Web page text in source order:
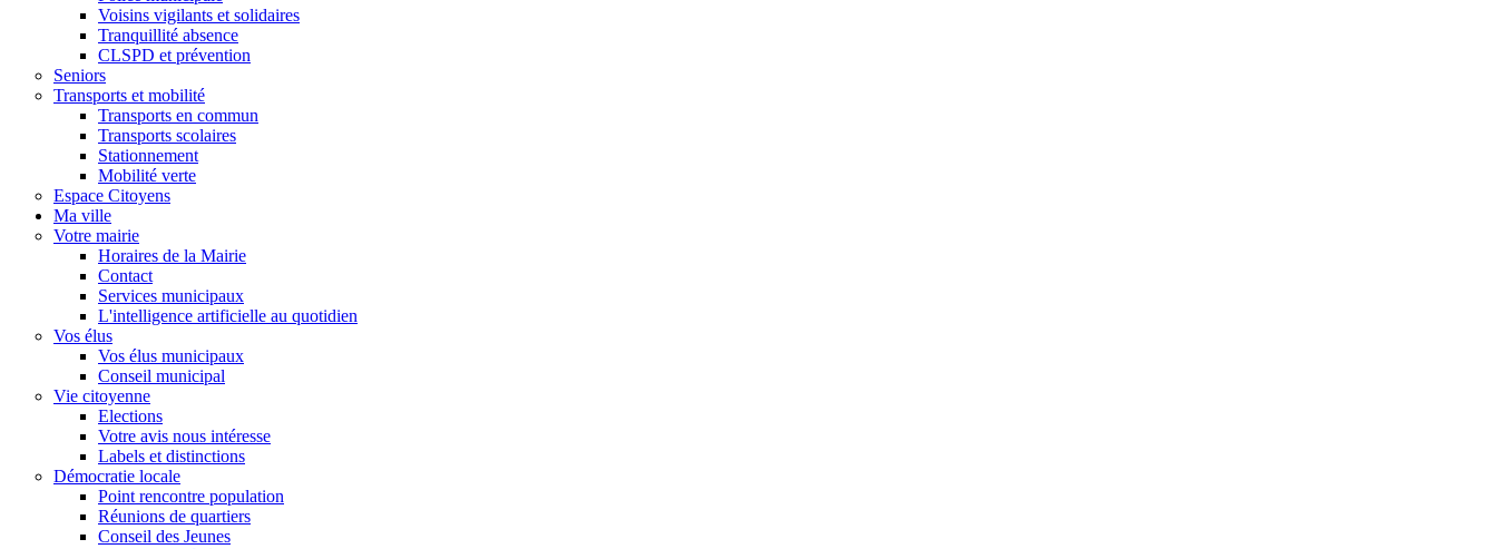
Voisins vigilants et solidaires
Tranquillité absence
CLSPD et prévention
Seniors
Transports et mobilité
Transports en commun
Transports scolaires
Stationnement
Mobilité verte
Espace Citoyens
Ma ville
Votre mairie
Horaires de la Mairie
Contact
Services municipaux
L'intelligence artificielle au quotidien
Vos élus
Vos élus municipaux
Conseil municipal
Vie citoyenne
Elections
Votre avis nous intéresse
Labels et distinctions
Démocratie locale
Point rencontre population
Réunions de quartiers
Conseil des Jeunes